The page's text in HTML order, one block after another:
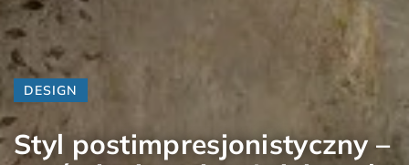
DESIGN
Styl postimpresjonistyczny –